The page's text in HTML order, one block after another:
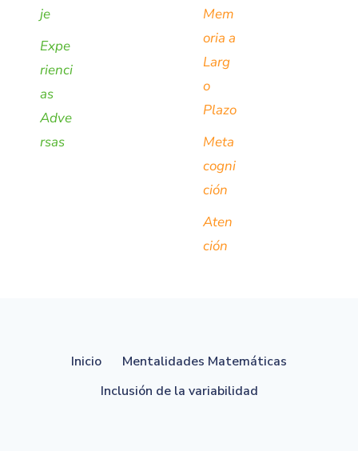
je
Expe
rienci
as
Adve
rsas
Mem
oria a
Larg
o
Plazo
Meta
cogni
ción
Aten
ción
Inicio
Mentalidades Matemáticas
Inclusión de la variabilidad